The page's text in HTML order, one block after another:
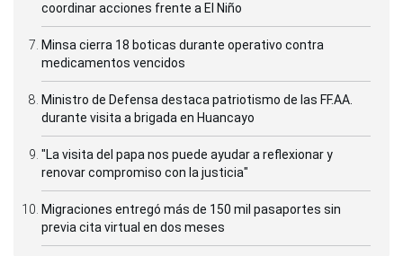
coordinar acciones frente a El Niño
Minsa cierra 18 boticas durante operativo contra
medicamentos vencidos
Ministro de Defensa destaca patriotismo de las FF.AA.
durante visita a brigada en Huancayo
"La visita del papa nos puede ayudar a reflexionar y
renovar compromiso con la justicia"
Migraciones entregó más de 150 mil pasaportes sin
previa cita virtual en dos meses